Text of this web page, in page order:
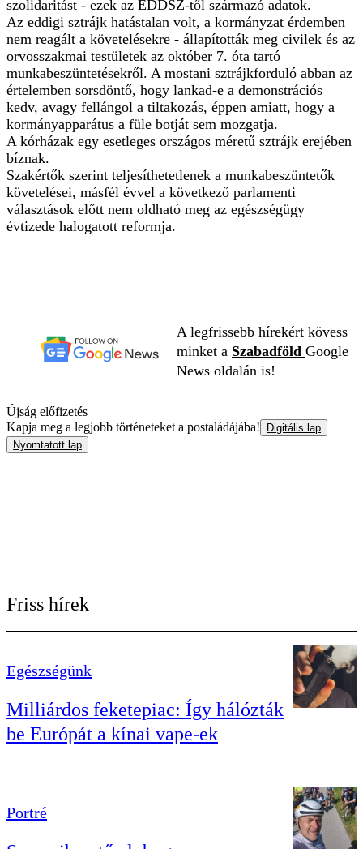
szolidaritást - ezek az EDDSZ-től származó adatok.
Az eddigi sztrájk hatástalan volt, a kormányzat érdemben
nem reagált a követelésekre - állapították meg civilek és az
orvosszakmai testületek az október 7. óta tartó
munkabeszüntetésekről. A mostani sztrájkforduló abban az
értelemben sorsdöntő, hogy lankad-e a demonstrációs
kedv, avagy fellángol a tiltakozás, éppen amiatt, hogy a
kormányapparátus a füle botját sem mozgatja.
A kórházak egy esetleges országos méretű sztrájk erejében
bíznak.
Szakértők szerint teljesíthetetlenek a munkabeszüntetők
követelései, másfél évvel a következő parlamenti
választások előtt nem oldható meg az egészségügy
évtizede halogatott reformja.
A legfrissebb hírekért kövess
minket a Szabadföld Google
News oldalán is!
Újság előfizetés
Kapja meg a legjobb történeteket a postaládájába!
Digitális lap
Nyomtatott lap
Friss hírek
Egészségünk
Milliárdos feketepiac: Így hálózták
be Európát a kínai vape-ek
Portré